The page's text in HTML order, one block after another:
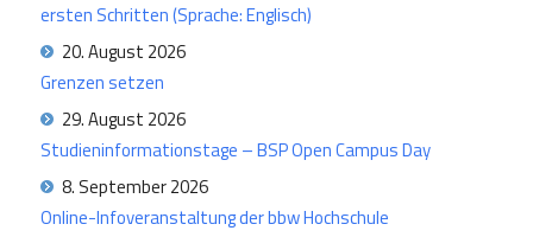
ersten Schritten (Sprache: Englisch)
20. August 2026
Grenzen setzen
29. August 2026
Studieninformationstage – BSP Open Campus Day
8. September 2026
Online-Infoveranstaltung der bbw Hochschule